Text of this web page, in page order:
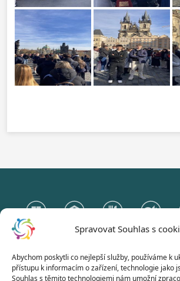
Spravovat Souhlas s
Abychom poskytli co nejlepší služby, používáme k
přístupu k informacím o zařízení, technologie jako
Souhlas s těmito technologiemi nám umožní
Gymnázium Otokara
a Střední odborná škola